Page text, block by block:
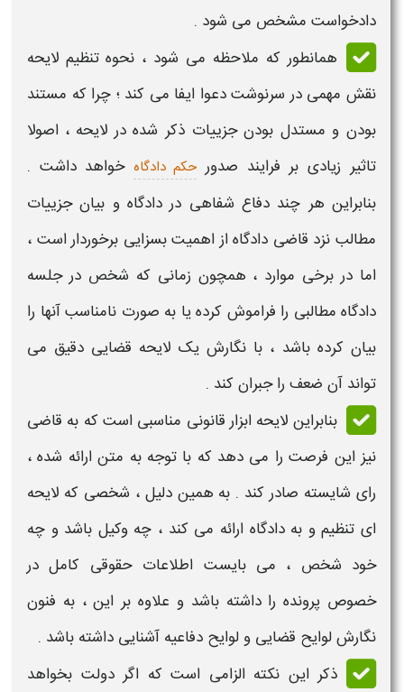
دادخواست مشخص می شود .
همانطور که ملاحظه می شود ، نحوه تنظیم لایحه
نقش مهمی در سرنوشت دعوا ایفا می کند ؛ چرا که مستند
بودن و مستدل بودن جزییات ذکر شده در لایحه ، اصولا
تاثیر زیادی بر فرایند صدورحکم دادگاه خواهد داشت .
بنابراین هر چند دفاع شفاهی در دادگاه و بیان جزییات
مطالب نزد قاضی دادگاه از اهمیت بسزایی برخوردار است ،
اما در برخی موارد ، همچون زمانی که شخص در جلسه
دادگاه مطالبی را فراموش کرده یا به صورت نامناسب آنها را
بیان کرده باشد ، با نگارش یک لایحه قضایی دقیق می
تواند آن ضعف را جبران کند .
بنابراین لایحه ابزار قانونی مناسبی است که به قاضی
نیز این فرصت را می دهد که با توجه به متن ارائه شده ،
رای شایسته صادر کند . به همین دلیل ، شخصی که لایحه
ای تنظیم و به دادگاه ارائه می کند ، چه وکیل باشد و چه
خود شخص ، می بایست اطلاعات حقوقی کامل در
خصوص پرونده را داشته باشد و علاوه بر این ، به فنون
نگارش لوایح قضایی ولوایح دفاعیه آشنایی داشته باشد .
ذکر این نکته الزامی است که اگر دولت بخواهد